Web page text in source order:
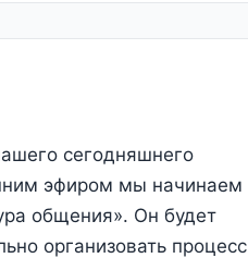
сегодняшнего
эфиром мы начинаем
общения». Он будет
организовать процесс